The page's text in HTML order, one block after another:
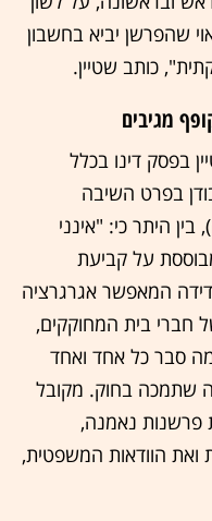
שהפרשן יביא בחשבון
כותב שטיין.
מגיבים
בפסק דינו בכלל
בפרט השיבה
היתר כי: "אינני
על קביעת
המאפשר אגרגרציה
חברי בית המחוקקים,
סבר כל אחד ואחד
שתמכה בחוק. מקובל
פרשנות נאמנה,
ואת הוודאות המשפטית,